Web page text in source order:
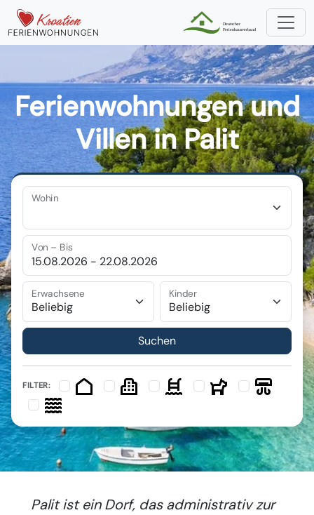
Ferienwohnungen und
Villen in Palit
Wohin
Von – Bis
Erwachsene Kinder
FILTER:
Palit ist ein Dorf, das administrativ zur